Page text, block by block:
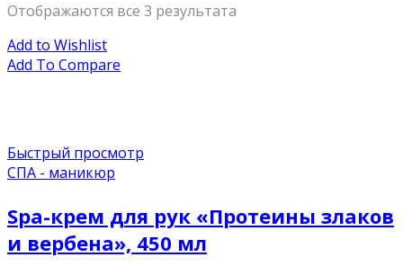
Отображаются все 3 результата
Add to Wishlist
Add To Compare
Быстрый просмотр
СПА - маникюр
Spa-крем для рук «Протеины злаков
и вербена», 450 мл